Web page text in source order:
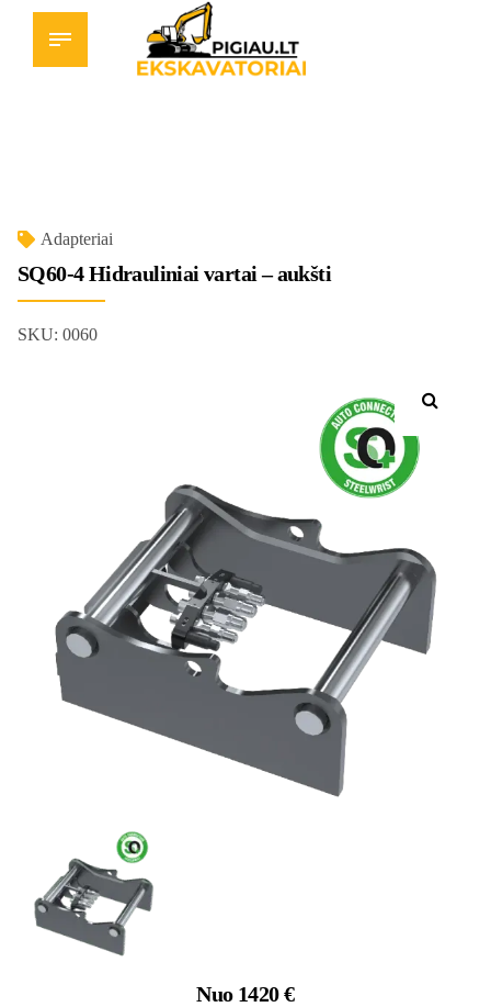
Adapteriai
SQ60-4 Hidrauliniai vartai – aukšti
SKU: 0060
Nuo 1420€